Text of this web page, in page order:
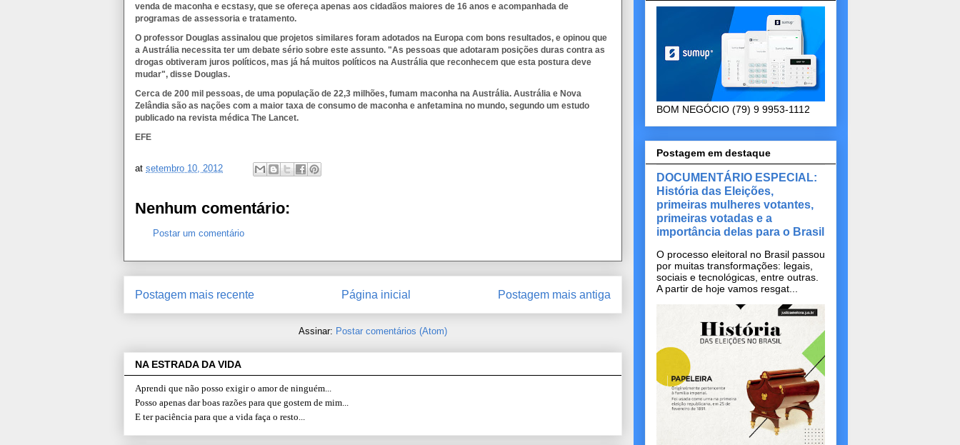
venda de maconha e ecstasy, que se ofereça apenas aos cidadãos maiores de 16 anos e acompanhada de
programas de assessoria e tratamento.
O professor Douglas assinalou que projetos similares foram adotados na Europa com bons resultados, e opinou que
a Austrália necessita ter um debate sério sobre este assunto. "As pessoas que adotaram posições duras contra as
drogas obtiveram juros políticos, mas já há muitos políticos na Austrália que reconhecem que esta postura deve
mudar", disse Douglas.
Cerca de 200 mil pessoas, de uma população de 22,3 milhões, fumam maconha na Austrália. Austrália e Nova
Zelândia são as nações com a maior taxa de consumo de maconha e anfetamina no mundo, segundo um estudo
publicado na revista médica The Lancet.
EFE
at setembro 10, 2012
Nenhum comentário:
Postar um comentário
Postagem mais recente Postagem mais antiga
Página inicial
Assinar: Postar comentários (Atom)
NA ESTRADA DA VIDA
Aprendi que não posso exigir o amor de ninguém...
Posso apenas dar boas razões para que gostem de mim...
E ter paciência para que a vida faça o resto...
BOM NEGÓCIO (79) 9 9953-1112
Postagem em destaque
DOCUMENTÁRIO ESPECIAL:
História das Eleições,
primeiras mulheres votantes,
primeiras votadas e a
importância delas para o Brasil
O processo eleitoral no Brasil passou
por muitas transformações: legais,
sociais e tecnológicas, entre outras.
A partir de hoje vamos resgat...